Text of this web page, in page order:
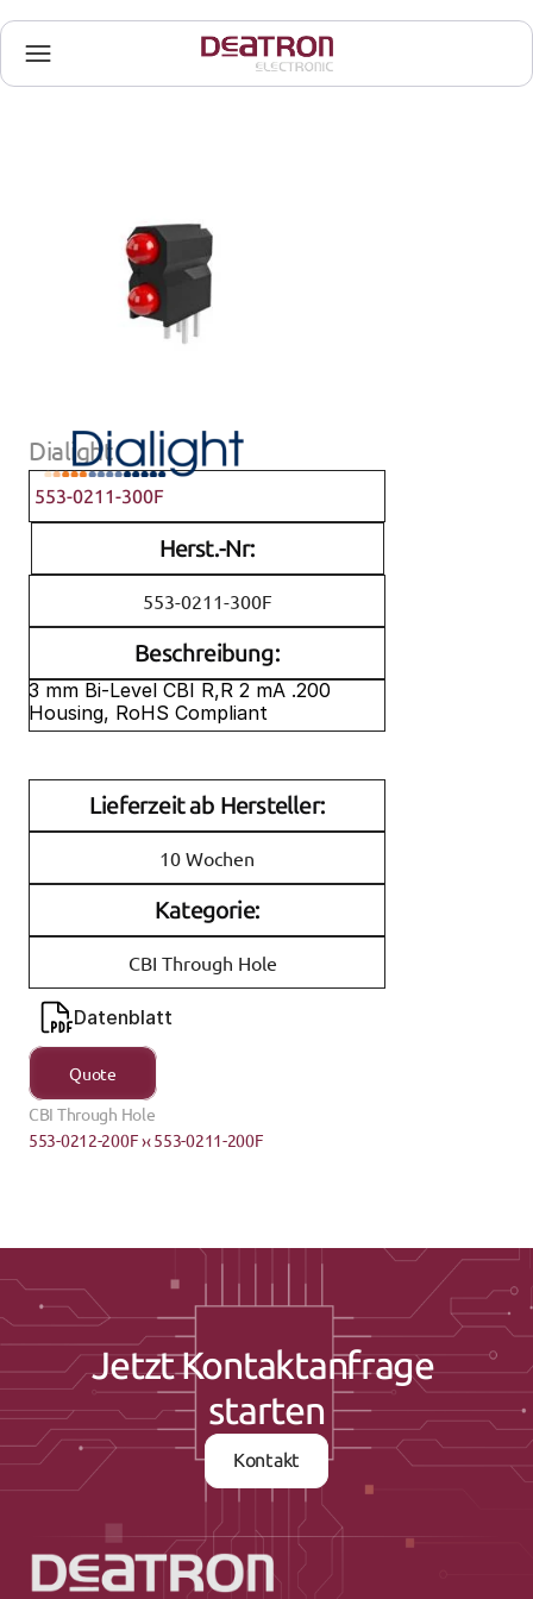
Dialight
553-0211-300F
Herst.-Nr:
553-0211-300F
Beschreibung:
3 mm Bi-Level CBI R,R 2 mA .200
Housing, RoHS Compliant
Lieferzeit ab Hersteller:
10 Wochen
Kategorie:
CBI Through Hole
Datenblatt
Quote
CBI Through Hole
553-0212-200F ›‹ 553-0211-200F
Jetzt Kontaktanfrage
starten
Kontakt